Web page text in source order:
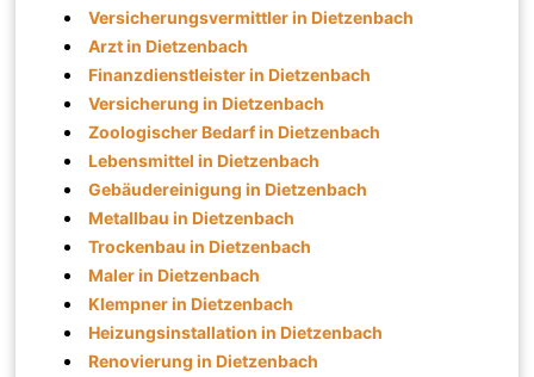
Versicherungsvermittler in Dietzenbach
Arzt in Dietzenbach
Finanzdienstleister in Dietzenbach
Versicherung in Dietzenbach
Zoologischer Bedarf in Dietzenbach
Lebensmittel in Dietzenbach
Gebäudereinigung in Dietzenbach
Metallbau in Dietzenbach
Trockenbau in Dietzenbach
Maler in Dietzenbach
Klempner in Dietzenbach
Heizungsinstallation in Dietzenbach
Renovierung in Dietzenbach